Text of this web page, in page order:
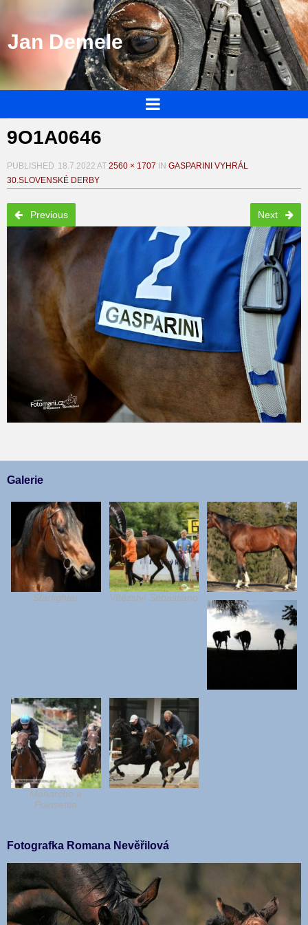
Jan Demele
9O1A0646
PUBLISHED 18.7.2022 AT 2560 × 1707 IN GASPARINI VYHRÁL
30.SLOVENSKÉ DERBY
Previous Next
Galerie
Starfighter Vítězství Sebastiano
Monarcho a
Poinsettia
Fotografka Romana Nevěřilová